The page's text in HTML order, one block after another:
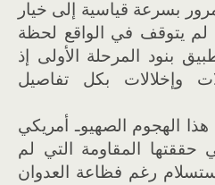
بسرعة قياسية إلى خيار
لم يتوقف في الواقع لحظة
بنود المرحلة الأولى إذ
وإخلالات بكل تفاصيل
هذا الهجوم الصهيوـ أمريكي
المقاومة التي لم
رغم فظاعة العدوان